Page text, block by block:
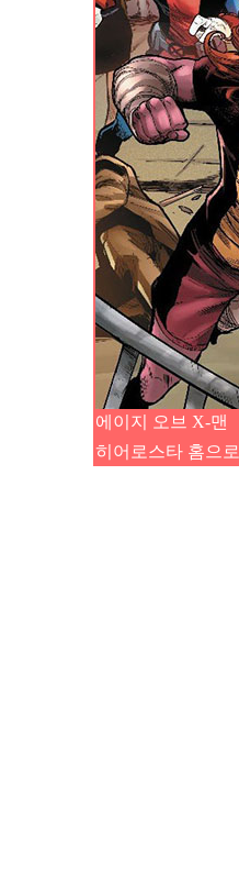
에이지 오브 X-맨
히어로스타 홈으로